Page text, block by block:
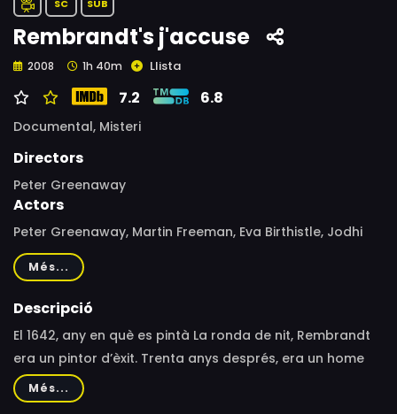
SC SUB
Rembrandt's j'accuse
2008 1h 40m Llista
7.2 6.8
Documental, Misteri
Directors
Peter Greenaway
Actors
Peter Greenaway, Martin Freeman, Eva Birthistle, Jodhi
May, Emily Holmes, Jonathan Holmes, Michael Teigen,
Natalie Press, Toby Jones
Més...
Descripció
El 1642, any en què es pintà La ronda de nit, Rembrandt
era un pintor d’èxit. Trenta anys després, era un home
pobre i arruïnat. Va ser aquest el resultat d’una
venjança causat per la perillosa acusació que va fer a
Més...